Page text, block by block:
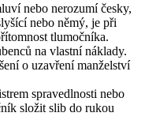
nebo nerozumí česky,
nebo němý, je při
tlumočníka.
na vlastní náklady.
o uzavření manželství
spravedlnosti nebo
složit slib do rukou